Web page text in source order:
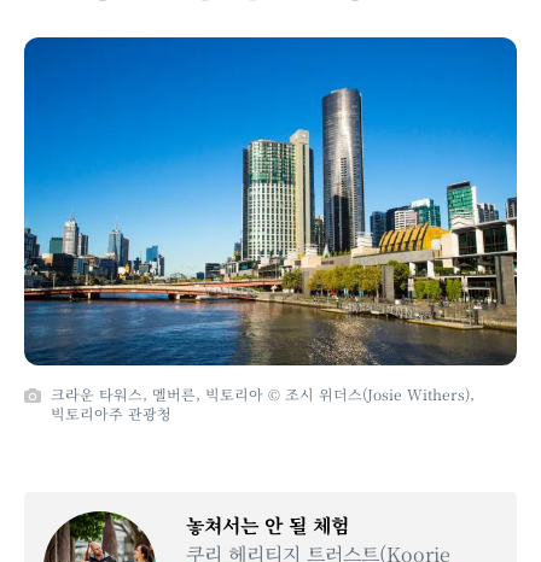
크라운 타워스, 멜버른, 빅토리아 © 조시 위더스(Josie Withers),
빅토리아주 관광청
놓쳐서는 안 될 체험
쿠리 헤리티지 트러스트(Koorie